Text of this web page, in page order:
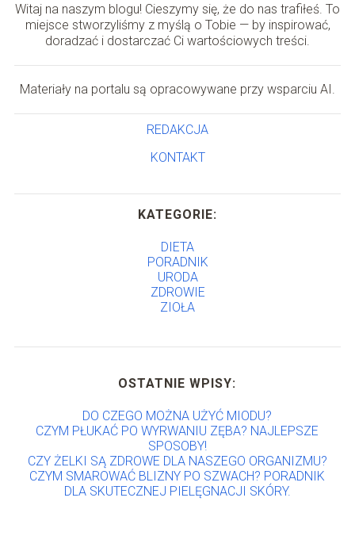
Witaj na naszym blogu! Cieszymy się, że do nas trafiłeś. To
miejsce stworzyliśmy z myślą o Tobie — by inspirować,
doradzać i dostarczać Ci wartościowych treści.
Materiały na portalu są opracowywane przy wsparciu AI.
REDAKCJA
KONTAKT
KATEGORIE:
DIETA
PORADNIK
URODA
ZDROWIE
ZIOŁA
OSTATNIE WPISY:
DO CZEGO MOŻNA UŻYĆ MIODU?
CZYM PŁUKAĆ PO WYRWANIU ZĘBA? NAJLEPSZE
SPOSOBY!
CZY ŻELKI SĄ ZDROWE DLA NASZEGO ORGANIZMU?
CZYM SMAROWAĆ BLIZNY PO SZWACH? PORADNIK
DLA SKUTECZNEJ PIELĘGNACJI SKÓRY.